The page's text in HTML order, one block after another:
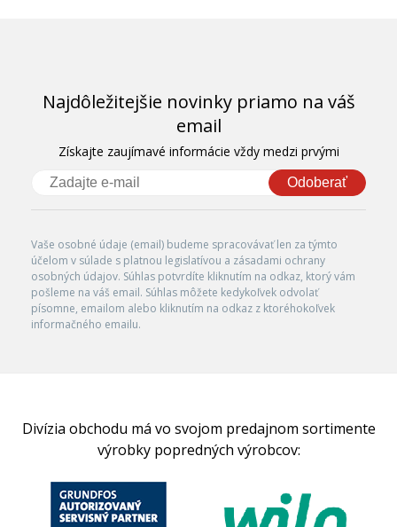
Najdôležitejšie novinky priamo na váš
email
Získajte zaujímavé informácie vždy medzi prvými
Odoberať
Vaše osobné údaje (email) budeme spracovávať len za týmto
účelom v súlade s platnou legislatívou a zásadami ochrany
osobných údajov. Súhlas potvrdíte kliknutím na odkaz, ktorý vám
pošleme na váš email. Súhlas môžete kedykoľvek odvolať
písomne, emailom alebo kliknutím na odkaz z ktoréhokoľvek
informačného emailu.
Divízia obchodu má vo svojom predajnom sortimente
výrobky popredných výrobcov: